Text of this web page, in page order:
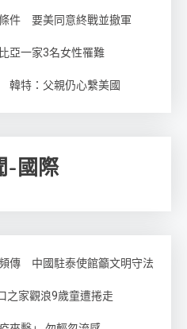
件 要美同意終戰並撤軍
亞一家3名女性罹難
韓特：父親仍心繫美國
-國際
傳 中國駐泰使館籲文明守法
之家觀浪9歲童遭捲走